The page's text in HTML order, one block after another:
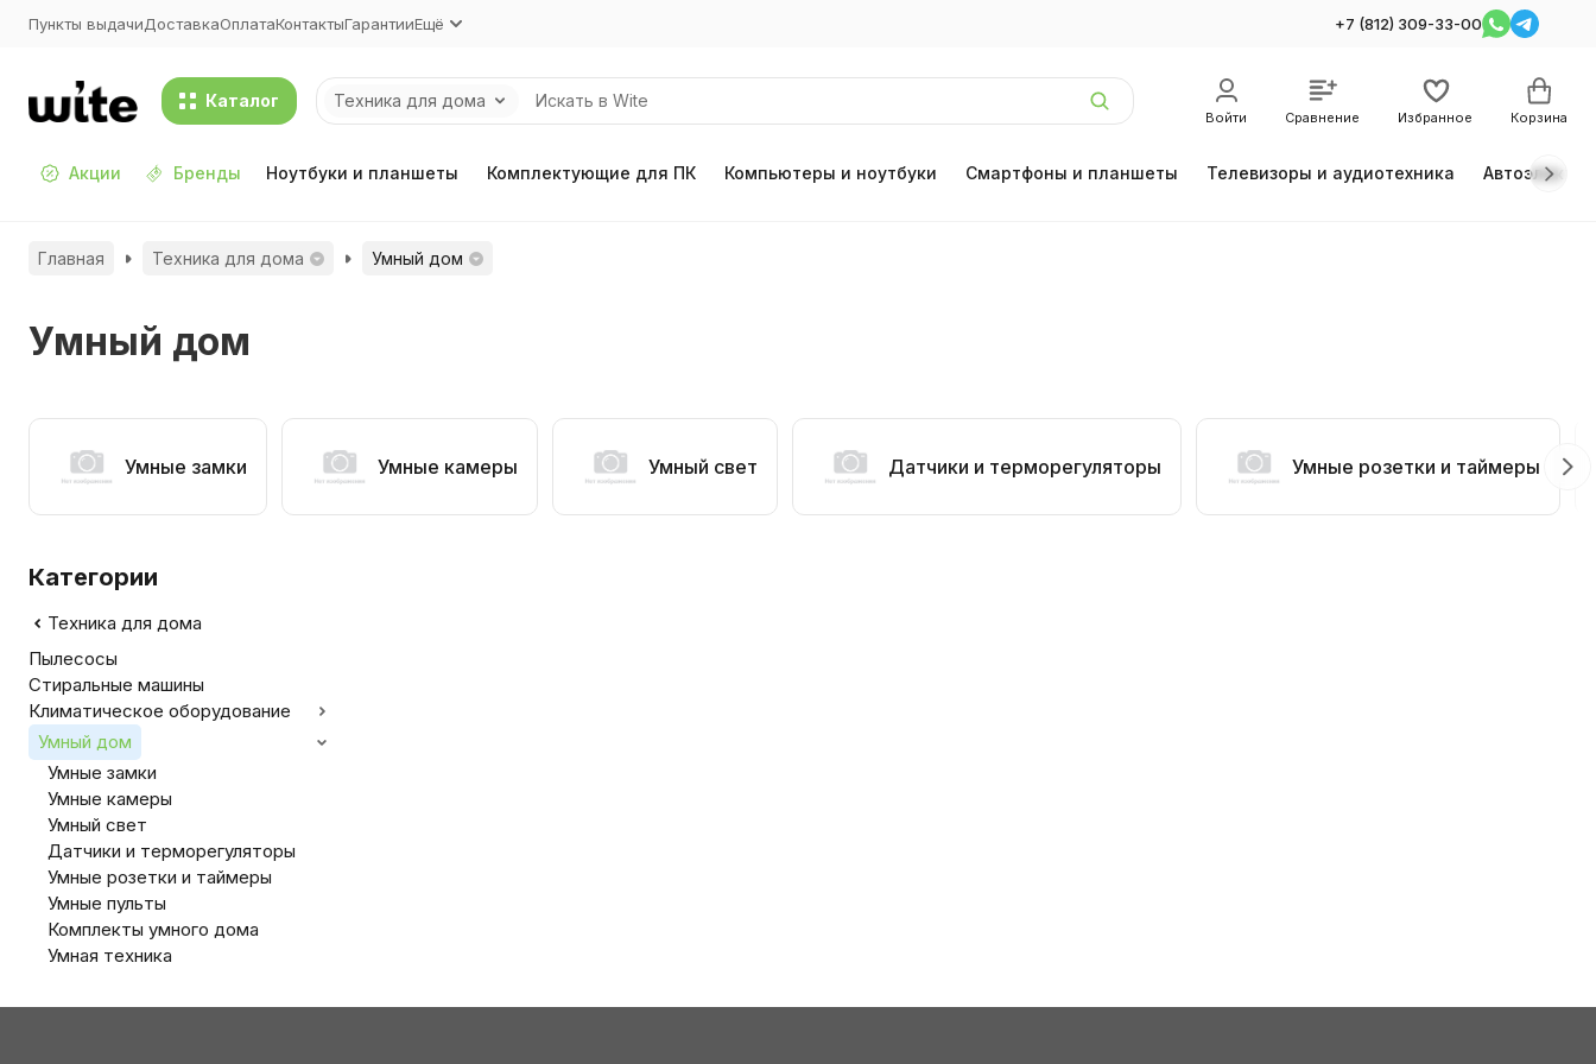
Пункты выдачиДоставкаОплатаКонтактыГарантииЕщё +7 (812) 309-33-00
Каталог Техника для дома
Войти Сравнение Избранное Корзина
Акции Бренды Ноутбуки и планшеты Комплектующие для ПК Компьютеры и ноутбуки Смартфоны и планшеты Телевизоры и аудиотехника
Главная Техника для дома Умный дом
Умный дом
Умные замки Умные камеры Умный свет Датчики и терморегуляторы Умные розетки и таймеры
Категории
Техника для дома
Пылесосы
Стиральные машины
Климатическое оборудование
Умный дом
Умные замки
Умные камеры
Умный свет
Датчики и терморегуляторы
Умные розетки и таймеры
Умные пульты
Комплекты умного дома
Умная техника